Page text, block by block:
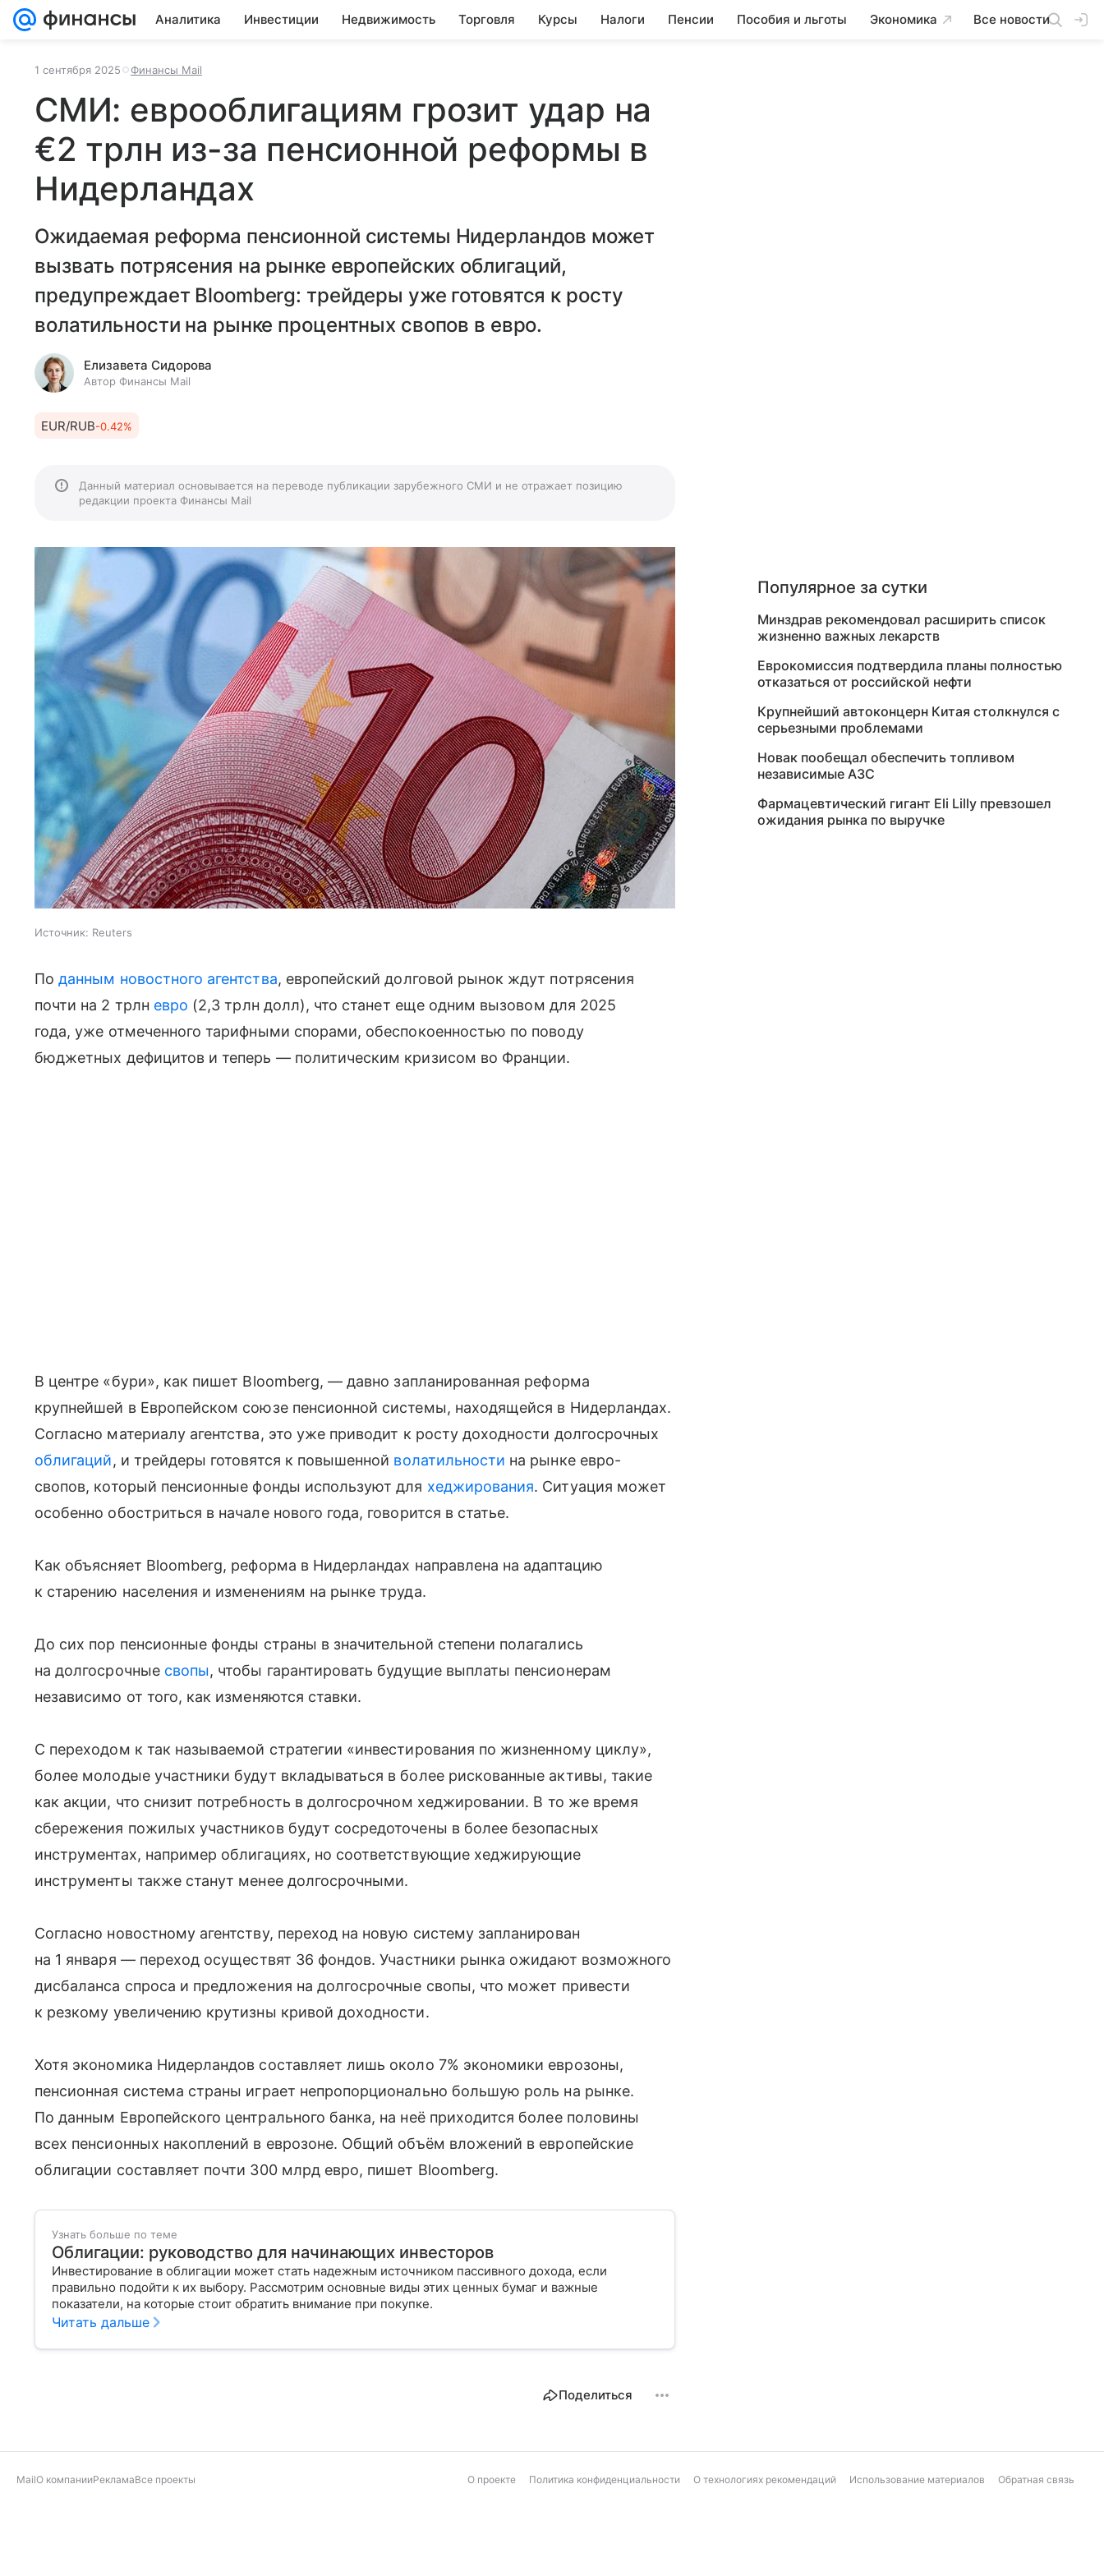
Аналитика Инвестиции Недвижимость Торговля Курсы Налоги Пенсии Пособия и льготы Экономика Все новости
1 сентября 2025 Финансы Mail
СМИ: еврооблигациям грозит удар на
€2 трлн из-за пенсионной реформы в
Нидерландах
Ожидаемая реформа пенсионной системы Нидерландов может
вызвать потрясения на рынке европейских облигаций,
предупреждает Bloomberg: трейдеры уже готовятся к росту
волатильности на рынке процентных свопов в евро.
Елизавета Сидорова
Автор Финансы Mail
EUR/RUB-0.42%
Данный материал основывается на переводе публикации зарубежного СМИ и не отражает позицию
редакции проекта Финансы Mail
Источник: Reuters
Поданным новостного агентства, европейский долговой рынок ждут потрясения
почти на 2 трлн евро (2,3 трлн долл), что станет еще одним вызовом для 2025
года, уже отмеченного тарифными спорами, обеспокоенностью по поводу
бюджетных дефицитов и теперь — политическим кризисом во Франции.
В центре «бури», как пишет Bloomberg, — давно запланированная реформа
крупнейшей в Европейском союзе пенсионной системы, находящейся в Нидерландах.
Согласно материалу агентства, это уже приводит к росту доходности долгосрочных
облигаций, и трейдеры готовятся к повышенной волатильности на рынке евро-
свопов, который пенсионные фонды используют для хеджирования. Ситуация может
особенно обостриться в начале нового года, говорится в статье.
Как объясняет Bloomberg, реформа в Нидерландах направлена на адаптацию
к старению населения и изменениям на рынке труда.
До сих пор пенсионные фонды страны в значительной степени полагались
на долгосрочные свопы, чтобы гарантировать будущие выплаты пенсионерам
независимо от того, как изменяются ставки.
С переходом к так называемой стратегии «инвестирования по жизненному циклу»,
более молодые участники будут вкладываться в более рискованные активы, такие
как акции, что снизит потребность в долгосрочном хеджировании. В то же время
сбережения пожилых участников будут сосредоточены в более безопасных
инструментах, например облигациях, но соответствующие хеджирующие
инструменты также станут менее долгосрочными.
Согласно новостному агентству, переход на новую систему запланирован
на 1 января — переход осуществят 36 фондов. Участники рынка ожидают возможного
дисбаланса спроса и предложения на долгосрочные свопы, что может привести
к резкому увеличению крутизны кривой доходности.
Хотя экономика Нидерландов составляет лишь около 7% экономики еврозоны,
пенсионная система страны играет непропорционально большую роль на рынке.
По данным Европейского центрального банка, на неё приходится более половины
всех пенсионных накоплений в еврозоне. Общий объём вложений в европейские
облигации составляет почти 300 млрд евро, пишет Bloomberg.
Узнать больше по теме
Облигации: руководство для начинающих инвесторов
Инвестирование в облигации может стать надежным источником пассивного дохода, если
правильно подойти к их выбору. Рассмотрим основные виды этих ценных бумаг и важные
показатели, на которые стоит обратить внимание при покупке.
Читать дальше
Поделиться
Популярное за сутки
Минздрав рекомендовал расширить список
жизненно важных лекарств
Еврокомиссия подтвердила планы полностью
отказаться от российской нефти
Крупнейший автоконцерн Китая столкнулся с
серьезными проблемами
Новак пообещал обеспечить топливом
независимые АЗС
Фармацевтический гигант Eli Lilly превзошел
ожидания рынка по выручке
MailО компанииРекламаВсе проекты О проекте Политика конфиденциальности О технологиях рекомендаций Использование материалов Обратная связь